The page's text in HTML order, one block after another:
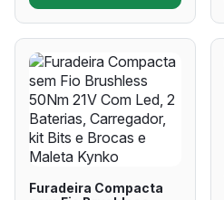
Furadeira Compacta